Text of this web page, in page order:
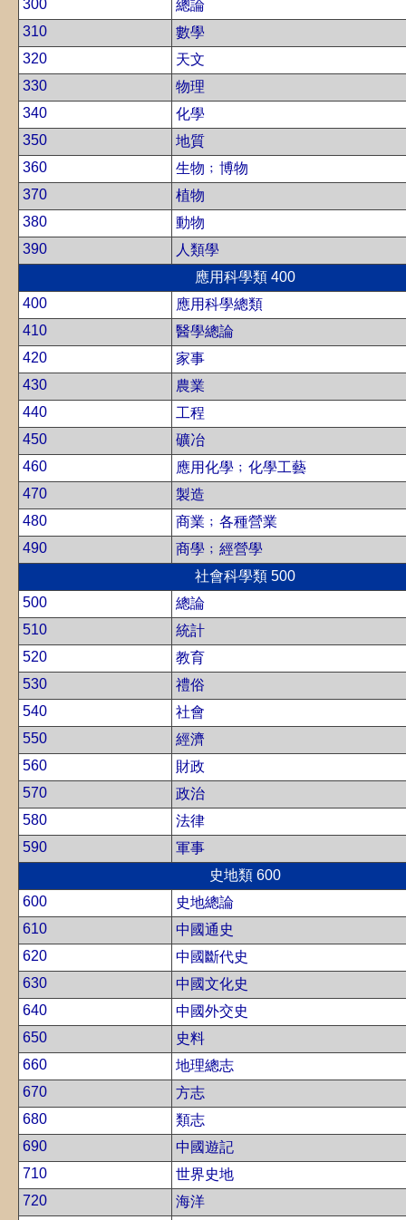
300
總論
310
數學
320
天文
330
物理
340
化學
350
地質
360
生物﹔博物
370
植物
380
動物
390
人類學
應用科學類 400
400
應用科學總類
410
醫學總論
420
家事
430
農業
440
工程
450
礦冶
460
應用化學﹔化學工藝
470
製造
480
商業﹔各種營業
490
商學﹔經營學
社會科學類 500
500
總論
510
統計
520
教育
530
禮俗
540
社會
550
經濟
560
財政
570
政治
580
法律
590
軍事
史地類 600
600
史地總論
610
中國通史
620
中國斷代史
630
中國文化史
640
中國外交史
650
史料
660
地理總志
670
方志
680
類志
690
中國遊記
710
世界史地
720
海洋